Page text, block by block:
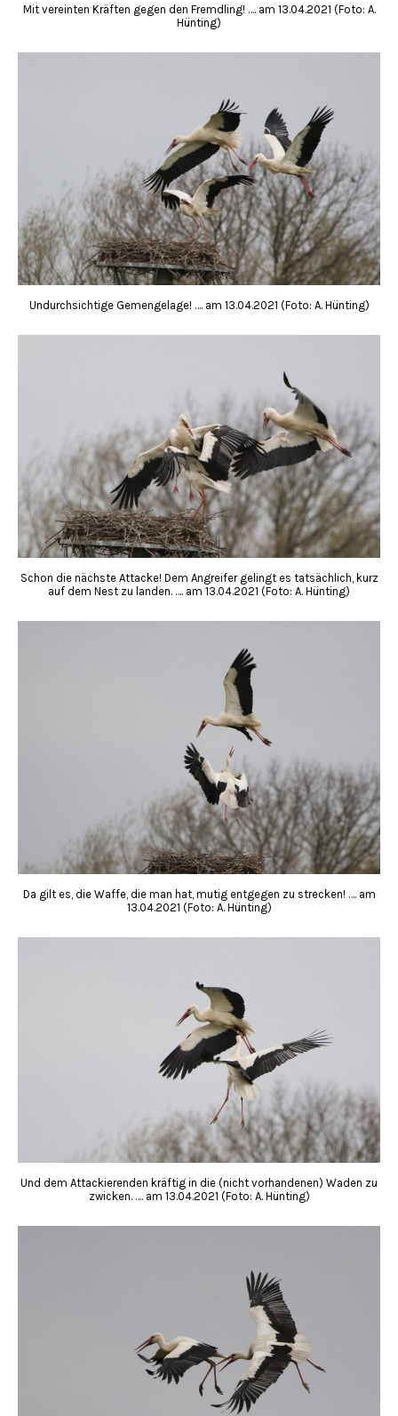
Mit vereinten Kräften gegen den Fremdling! …. am 13.04.2021 (Foto: A.
Hünting)
Undurchsichtige Gemengelage! …. am 13.04.2021 (Foto: A. Hünting)
Schon die nächste Attacke! Dem Angreifer gelingt es tatsächlich, kurz
auf dem Nest zu landen. …. am 13.04.2021 (Foto: A. Hünting)
Da gilt es, die Waffe, die man hat, mutig entgegen zu strecken! …. am
13.04.2021 (Foto: A. Hünting)
Und dem Attackierenden kräftig in die (nicht vorhandenen) Waden zu
zwicken. …. am 13.04.2021 (Foto: A. Hünting)